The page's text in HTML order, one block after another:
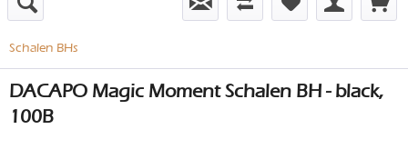
Schalen BHs
DACAPO Magic Moment Schalen BH - black,
100B